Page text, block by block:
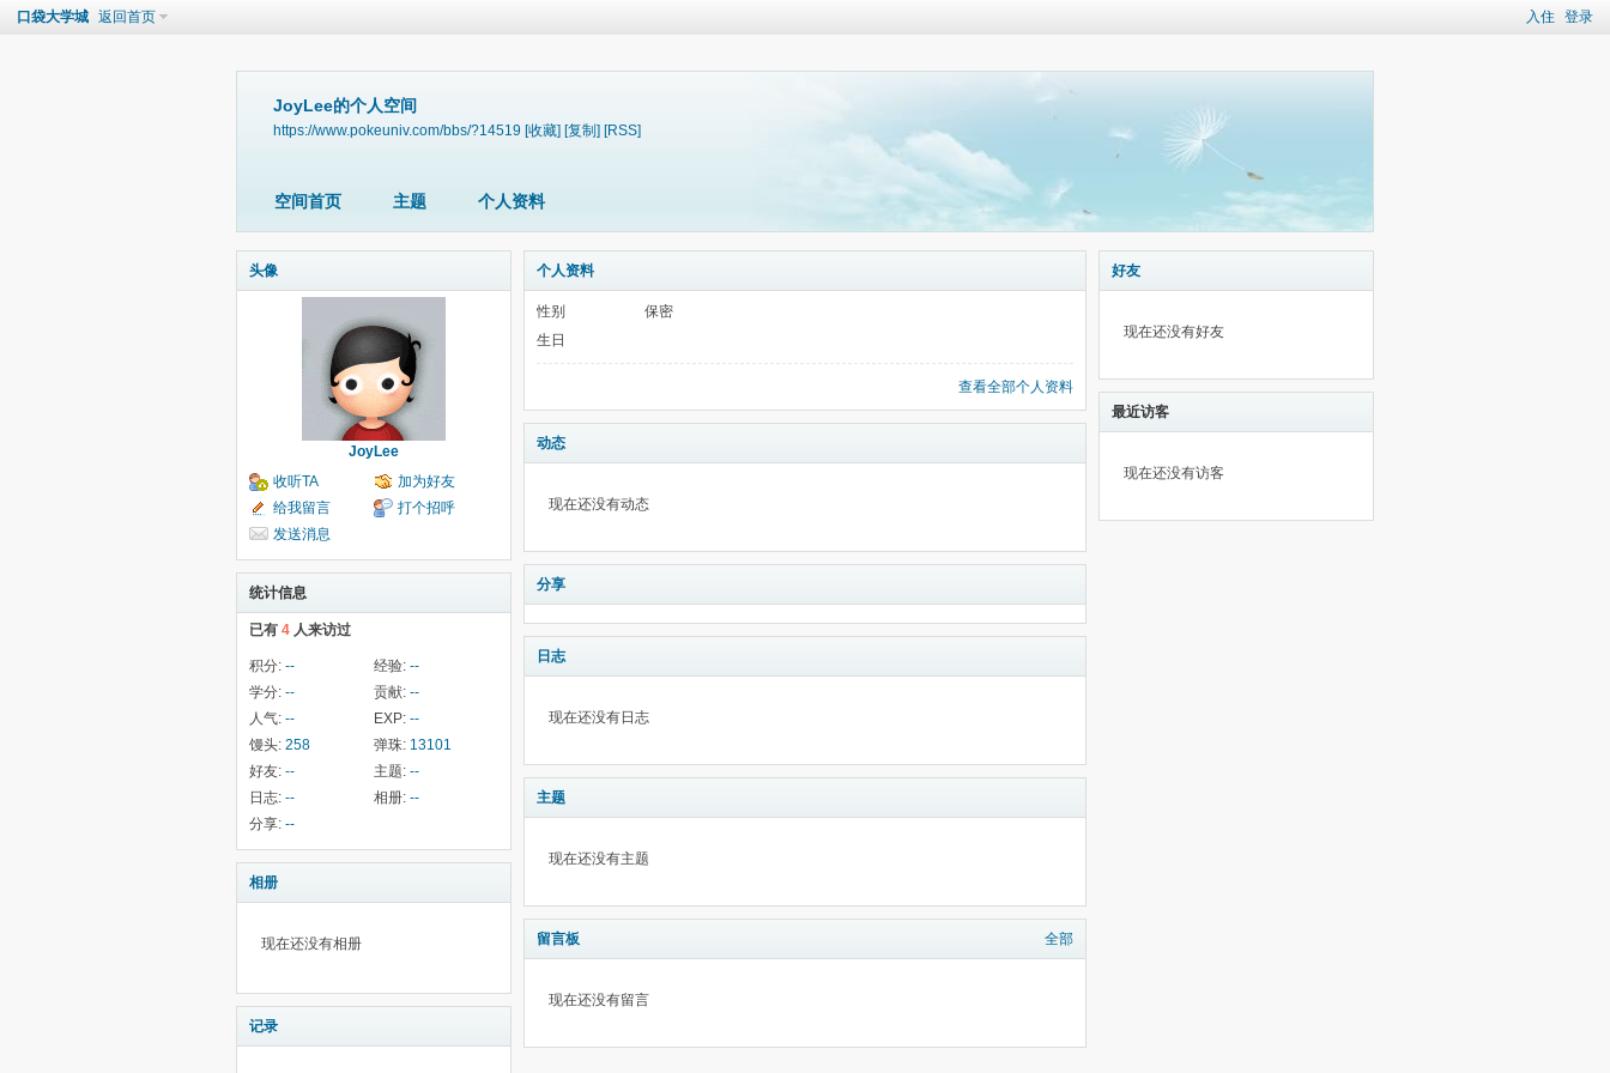
入住 登录
口袋大学城 返回首页
JoyLee的个人空间
https://www.pokeuniv.com/bbs/?14519 [收藏] [复制] [RSS]
空间首页 主题 个人资料
头像
JoyLee
收听TA
加为好友
给我留言
打个招呼
发送消息
统计信息
已有 4 人来访过
积分: -- 经验: --
学分: -- 贡献: --
人气: -- EXP: --
馒头: 258 弹珠: 13101
好友: -- 主题: --
日志: -- 相册: --
分享: --
相册
现在还没有相册
记录
个人资料
性别
保密
生日
查看全部个人资料
动态
现在还没有动态
分享
日志
现在还没有日志
主题
现在还没有主题
留言板 全部
现在还没有留言
好友
现在还没有好友
最近访客
现在还没有访客